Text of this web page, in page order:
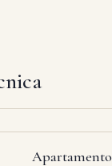
Apartamento